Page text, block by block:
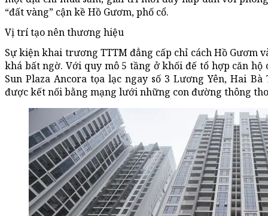
“đất vàng” cận kề Hồ Gươm, phố cổ.
Vị trí tạo nên thương hiệu
Sự kiện khai trương TTTM đẳng cấp chỉ cách Hồ Gươm
khá bất ngờ. Với quy mô 5 tầng ở khối đế tổ hợp căn hộ
Sun Plaza Ancora tọa lạc ngay số 3 Lương Yên, Hai
được kết nối bằng mạng lưới những con đường thông